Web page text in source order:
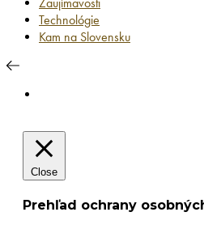
Technológie
Kam na Slovensku
Close
Prehľad ochrany